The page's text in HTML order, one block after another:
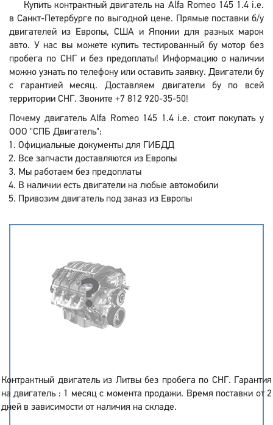
Купить контрактный двигатель на Alfa Romeo 145 1.4 i.e.
в Санкт-Петербурге по выгодной цене. Прямые поставки б/у
двигателей из Европы, США и Японии для разных марок
авто. У нас вы можете купить тестированный бу мотор без
пробега по СНГ и без предоплаты! Информацию о наличии
можно узнать по телефону или оставить заявку. Двигатели бу
с гарантией месяц. Доставляем двигатели бу по всей
территории СНГ. Звоните +7 812 920-35-50!
Почему двигатель Alfa Romeo 145 1.4 i.e. стоит покупать у
ООО "СПБ Двигатель":
Официальные документы для ГИБДД
Все запчасти доставляются из Европы
Мы работаем без предоплаты
В наличии есть двигатели на любые автомобили
Привозим двигатель под заказ из Европы
Контрактный двигатель из Литвы без пробега по СНГ. Гарантия
на двигатель : 1 месяц с момента продажи. Время поставки от 2
дней в зависимости от наличия на складе.